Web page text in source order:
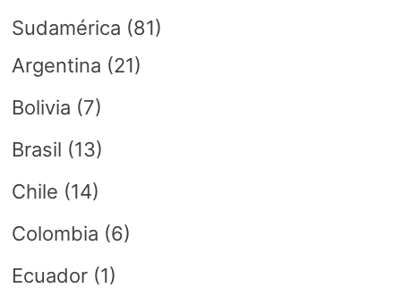
Sudamérica (81)
Argentina (21)
Bolivia (7)
Brasil (13)
Chile (14)
Colombia (6)
Ecuador(1)